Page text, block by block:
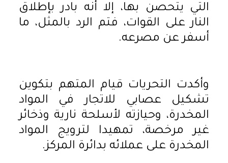
التي يتحصن بها، إلا أنه بادر بإطلاق
النار على القوات، فتم الرد بالمثل، ما
أسفر عن مصرعه.
وأكدت التحريات قيام المتهم بتكوين
تشكيل عصابي للاتجار في المواد
المخدرة، وحيازته لأسلحة نارية وذخائر
غير مرخصة، تمهيدا لترويج المواد
المخدرة على عملائه بدائرة المركز.